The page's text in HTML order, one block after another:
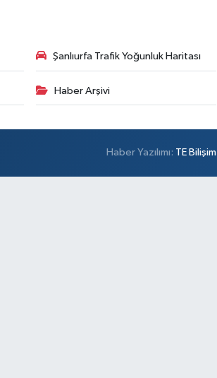
Şanlıurfa Trafik Yoğunluk Haritası
Haber Arşivi
Haber Yazılımı: TE Bilişim